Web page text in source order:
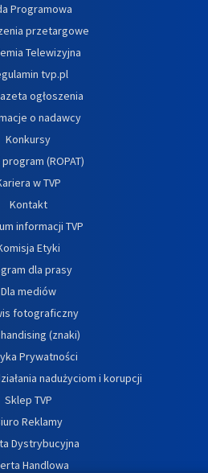
Programowa
przetargowe
Telewizyjna
tvp.pl
ogłoszenia
o nadawcy
Konkursy
program (ROPAT)
w TVP
Kontakt
informacji TVP
Etyki
dla prasy
Dla mediów
fotograficzny
(znaki)
Prywatności
nadużyciom i korupcji
Sklep TVP
Reklamy
Dystrybucyjna
Handlowa